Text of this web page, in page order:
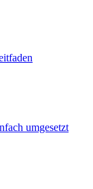
umgesetzt